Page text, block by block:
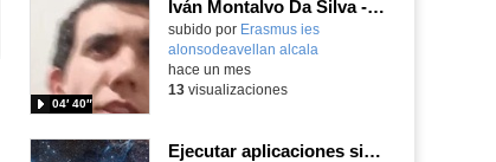
pantalla
Iván Montalvo Da Silva - Desarrollo de Aplicaciones Multiplataforma - Zagreb - Croacia 2026
subido por Erasmus ies
alonsodeavellan alcala
04′ 40″
hace un mes
13visualizaciones
Ejecutar aplicaciones sin instalarlas: formato AppImage